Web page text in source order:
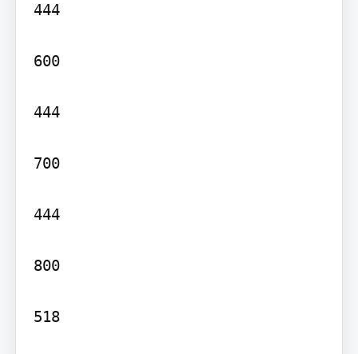
444
600
444
700
444
800
518